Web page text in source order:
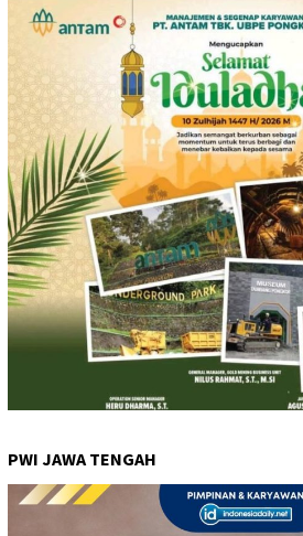
PWI JAWA TENGAH